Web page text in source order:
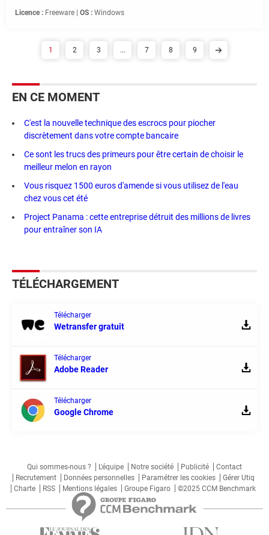
Licence : Freeware | OS : Windows
1 2 3 ... 7 8 9
EN CE MOMENT
C'est la nouvelle technique des escrocs pour piocher
discrètement dans votre compte bancaire
Ce sont les trucs des primeurs pour être certain de choisir le
meilleur melon en rayon
Vous risquez 1500 euros d'amende si vous utilisez de l'eau
chez vous cet été
Project Panama : cette entreprise détruit des millions de livres
pour entraîner son IA
TÉLÉCHARGEMENT
Télécharger
Wetransfer gratuit
Télécharger
Adobe Reader
Télécharger
Google Chrome
Qui sommes-nous ? L'équipe Notre société Publicité
Contact
Recrutement
Données personnelles Paramétrer les cookies
Gérer Utiq
Charte
RSS Mentions légales Groupe Figaro ©2025 CCM Benchmark